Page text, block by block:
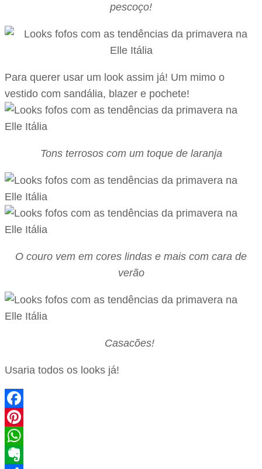
pescoço!
Para querer usar um look assim já! Um mimo o
vestido com sandália, blazer e pochete!
Tons terrosos com um toque de laranja
O couro vem em cores lindas e mais com cara de
verão
Casacões!
Usaria todos os looks já!
Facebook
Pinterest
WhatsApp